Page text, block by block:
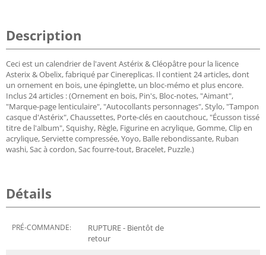
Description
Ceci est un calendrier de l'avent Astérix & Cléopâtre pour la licence
Asterix & Obelix, fabriqué par Cinereplicas. Il contient 24 articles, dont
un ornement en bois, une épinglette, un bloc-mémo et plus encore.
Inclus 24 articles : (Ornement en bois, Pin's, Bloc-notes, "Aimant",
"Marque-page lenticulaire", "Autocollants personnages", Stylo, "Tampon
casque d'Astérix", Chaussettes, Porte-clés en caoutchouc, "Écusson tissé
titre de l'album", Squishy, Règle, Figurine en acrylique, Gomme, Clip en
acrylique, Serviette compressée, Yoyo, Balle rebondissante, Ruban
washi, Sac à cordon, Sac fourre-tout, Bracelet, Puzzle.)
Détails
PRÉ-COMMANDE:
RUPTURE - Bientôt de
retour